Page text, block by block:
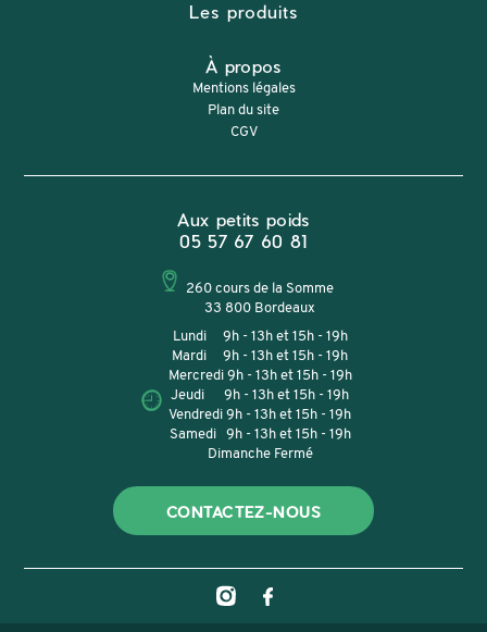
Les produits
À propos
Mentions légales
Plan du site
CGV
Aux petits poids
05 57 67 60 81
260 cours de la Somme
33 800 Bordeaux
Lundi 9h - 13h et 15h - 19h
Mardi 9h - 13h et 15h - 19h
Mercredi 9h - 13h et 15h - 19h
Jeudi 9h - 13h et 15h - 19h
Vendredi 9h - 13h et 15h - 19h
Samedi 9h - 13h et 15h - 19h
Dimanche Fermé
CONTACTEZ-NOUS